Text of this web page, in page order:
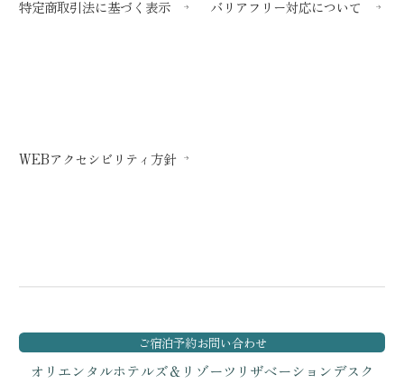
特定商取引法に基づく表示 バリアフリー対応について
WEBアクセシビリティ方針
ご宿泊予約お問い合わせ
オリエンタルホテルズ＆リゾーツ リザベーションデスク